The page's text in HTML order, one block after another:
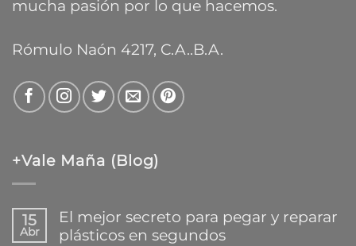
mucha pasión por lo que hacemos.
Rómulo Naón 4217, C.A..B.A.
+Vale Maña (Blog)
15
Abr
El mejor secreto para pegar y reparar
plásticos en segundos